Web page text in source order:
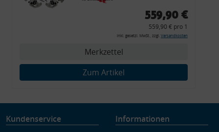
559,90 €
559,90 € pro 1
inkl. gesetzl. MwSt., zzgl. Versandkosten
Merkzettel
Zum Artikel
Kundenservice Informationen